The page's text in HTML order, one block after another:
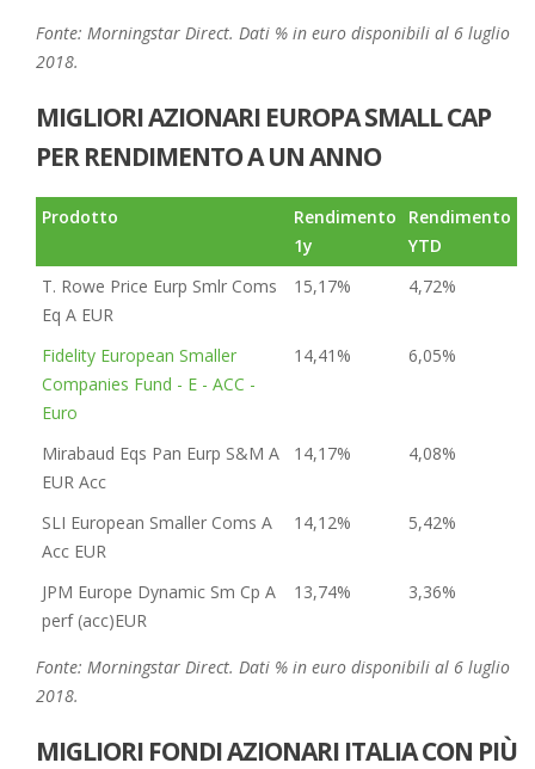
Fonte: Morningstar Direct. Dati % in euro disponibili al 6 luglio
2018.
MIGLIORI AZIONARI EUROPA SMALL CAP
PER RENDIMENTO A UN ANNO
Prodotto
Rendimento
1y
Rendimento
YTD
T. Rowe Price Eurp Smlr Coms
Eq A EUR
15,17% 4,72%
Fidelity European Smaller
Companies Fund - E - ACC -
Euro
14,41% 6,05%
Mirabaud Eqs Pan Eurp S&M A
EUR Acc
14,17% 4,08%
SLI European Smaller Coms A
Acc EUR
14,12% 5,42%
JPM Europe Dynamic Sm Cp A
perf (acc)EUR
13,74% 3,36%
Fonte: Morningstar Direct. Dati % in euro disponibili al 6 luglio
2018.
MIGLIORI FONDI AZIONARI ITALIA CON PIÙ